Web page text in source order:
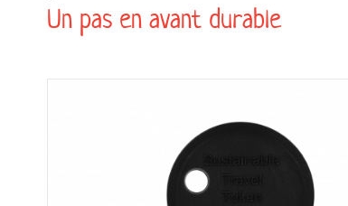
Un pas en avant durable